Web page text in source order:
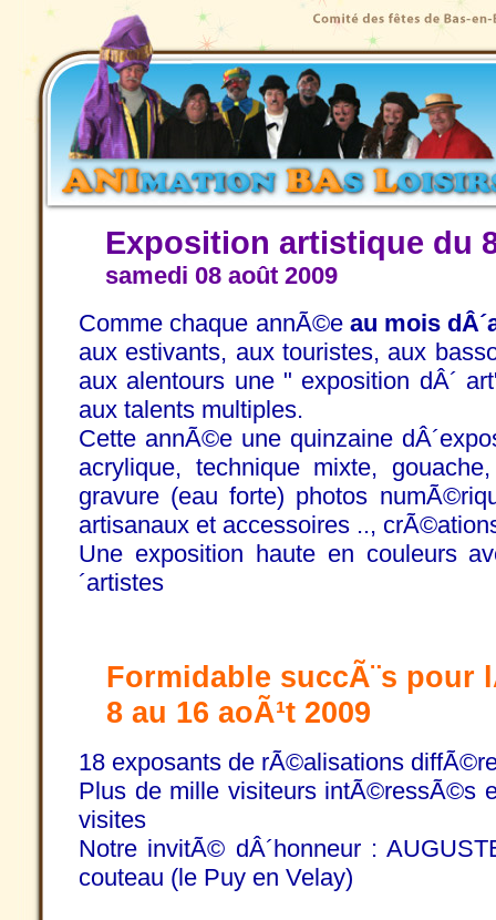
Exposition artistique du
samedi 08 août 2009
Comme chaque annÃ©e au mois
aux estivants, aux touristes, aux
aux alentours une " exposition dÂ´
aux talents multiples.
Cette annÃ©e une quinzaine
acrylique, technique mixte,
gravure (eau forte) photos
artisanaux et accessoires ..,
Une exposition haute en couleurs
´artistes
Formidable succÃ¨s pour
8 au 16 aoÃ¹t 2009
18 exposants de rÃ©alisations
Plus de mille visiteurs intÃ©ressÃ©s
visites
Notre invitÃ© dÂ´honneur :
couteau (le Puy en Velay)